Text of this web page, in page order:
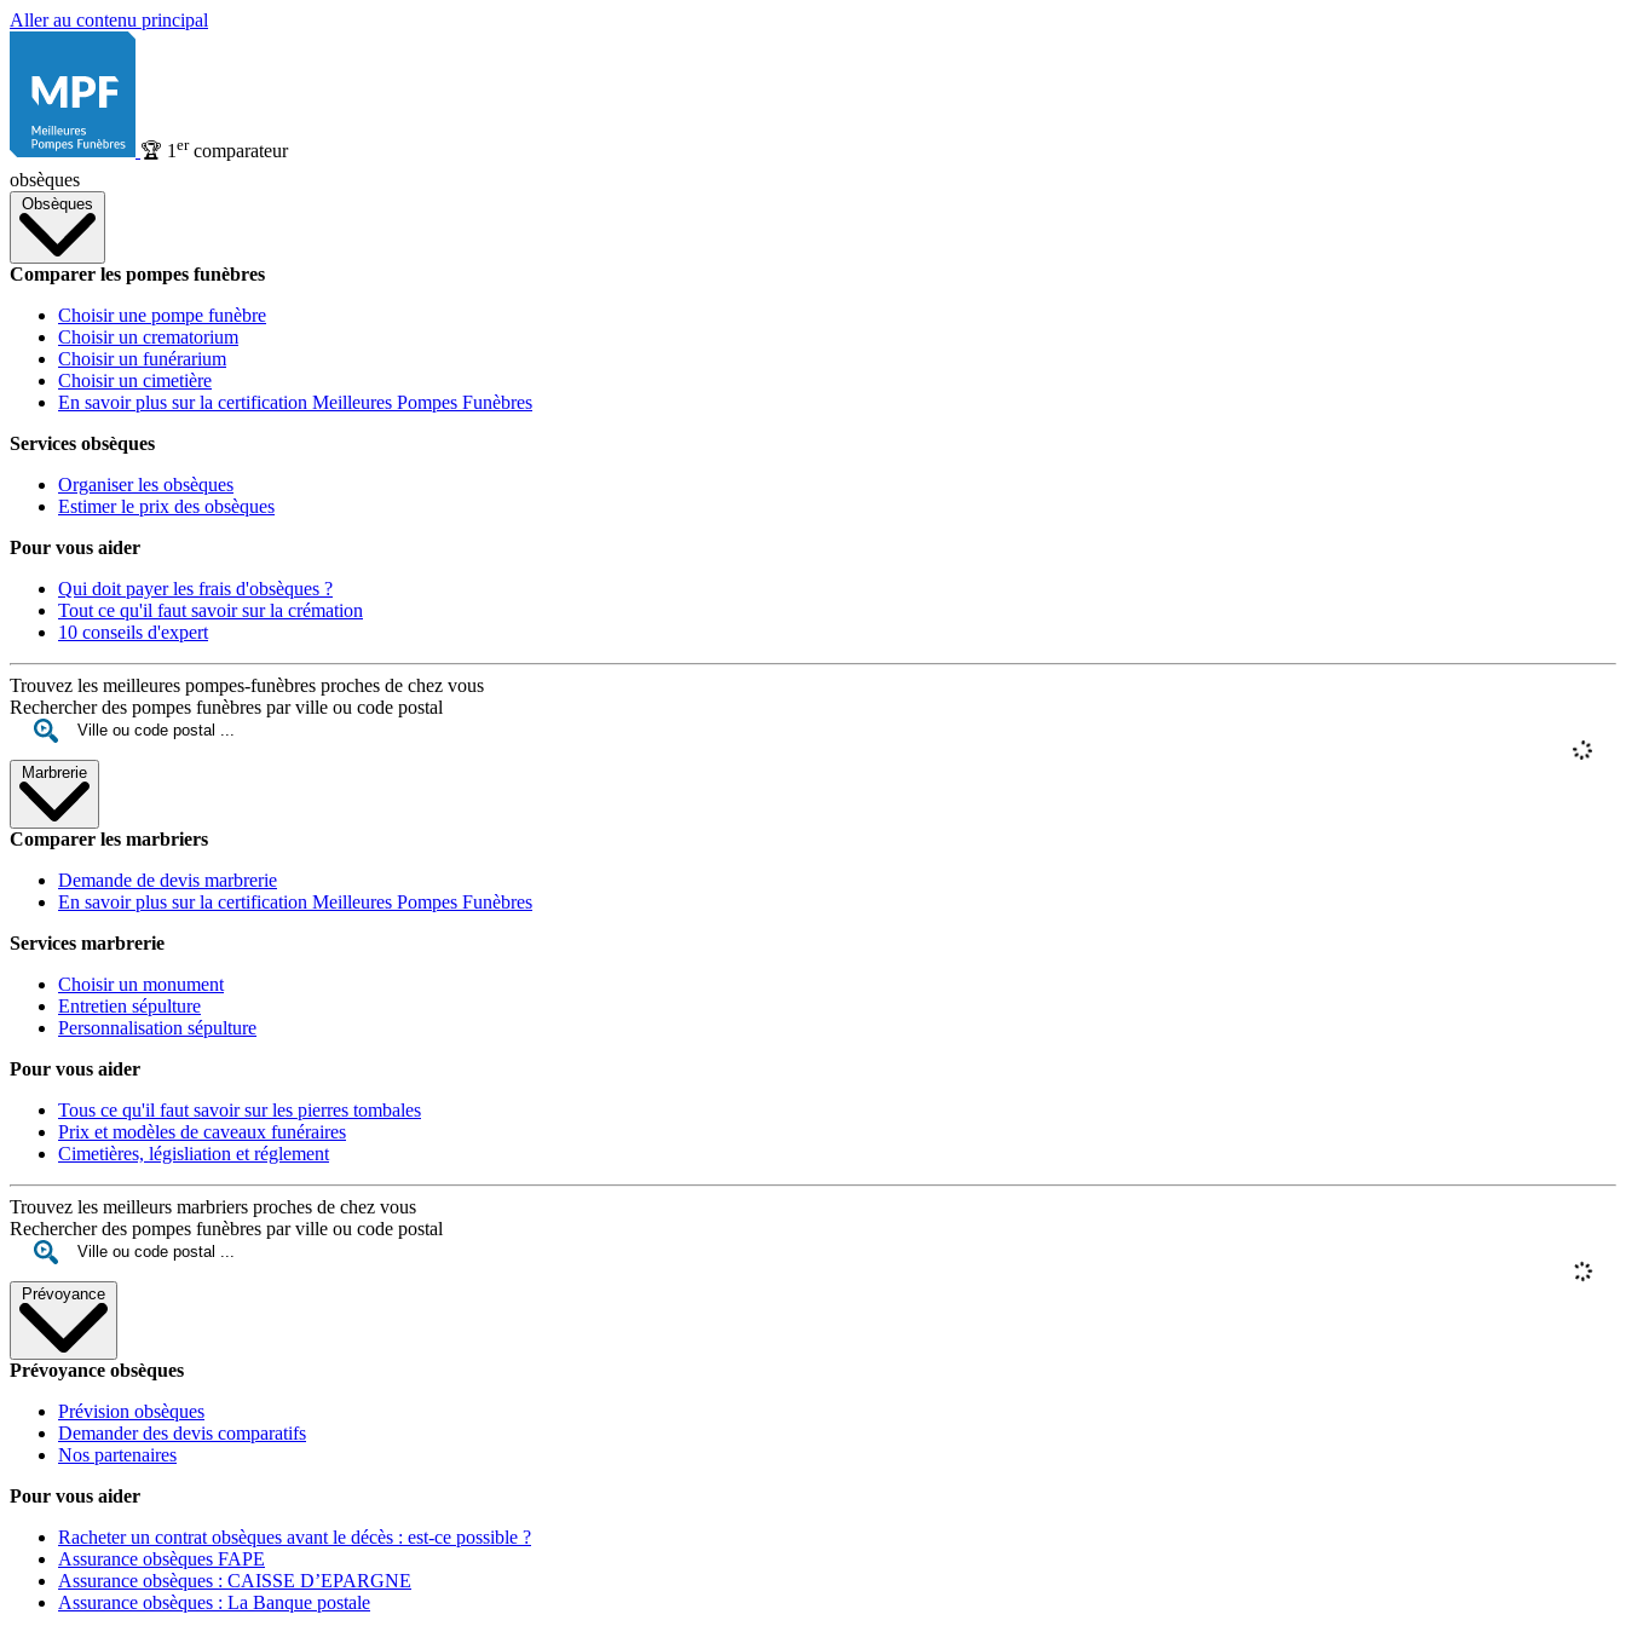
Aller au contenu principal
🏆 1 ercomparateur
obsèques
Obsèques
Comparer les pompes funèbres
Choisir une pompe funèbre
Choisir un crematorium
Choisir un funérarium
Choisir un cimetière
En savoir plus sur la certification Meilleures Pompes Funèbres
Services obsèques
Organiser les obsèques
Estimer le prix des obsèques
Pour vous aider
Qui doit payer les frais d'obsèques ?
Tout ce qu'il faut savoir sur la crémation
10 conseils d'expert
Trouvez les meilleures pompes-funèbres proches de chez vous
Rechercher des pompes funèbres par ville ou code postal
Marbrerie
Comparer les marbriers
Demande de devis marbrerie
En savoir plus sur la certification Meilleures Pompes Funèbres
Services marbrerie
Choisir un monument
Entretien sépulture
Personnalisation sépulture
Pour vous aider
Tous ce qu'il faut savoir sur les pierres tombales
Prix et modèles de caveaux funéraires
Cimetières, législiation et réglement
Trouvez les meilleurs marbriers proches de chez vous
Rechercher des pompes funèbres par ville ou code postal
Prévoyance
Prévoyance obsèques
Prévision obsèques
Demander des devis comparatifs
Nos partenaires
Pour vous aider
Racheter un contrat obsèques avant le décès : est-ce possible ?
Assurance obsèques FAPE
Assurance obsèques : CAISSE D’EPARGNE
Assurance obsèques : La Banque postale